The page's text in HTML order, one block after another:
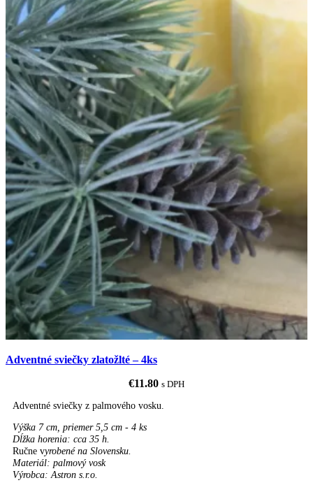
Adventné sviečky zlatožlté – 4ks
€11.80 s DPH
Adventné sviečky z palmového vosku.
Výška 7 cm, priemer 5,5 cm - 4 ks
Dĺžka horenia: cca 35 h.
Ručne vyrobené na Slovensku.
Materiál: palmový vosk
Výrobca: Astron s.r.o.